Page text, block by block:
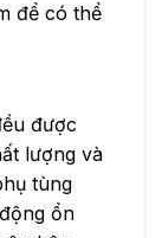
để có thể
được
lượng và
tùng
ổn